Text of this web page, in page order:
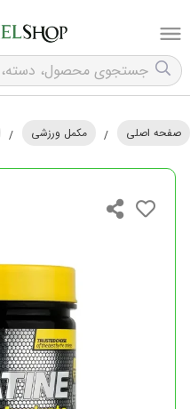
صفحه اصلی / مکمل ورزشی /